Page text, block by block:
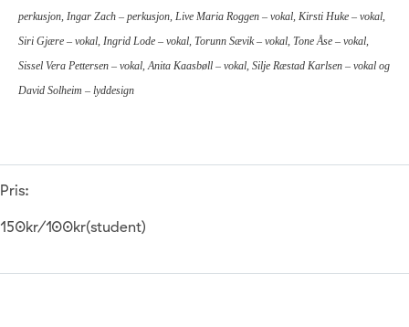
perkusjon, Ingar Zach – perkusjon, Live Maria Roggen – vokal, Kirsti Huke – vokal,
Siri Gjære – vokal, Ingrid Lode – vokal, Torunn Sævik – vokal, Tone Åse – vokal,
Sissel Vera Pettersen – vokal, Anita Kaasbøll – vokal, Silje Ræstad Karlsen – vokal og
David Solheim – lyddesign
Pris:
150kr/100kr(student)